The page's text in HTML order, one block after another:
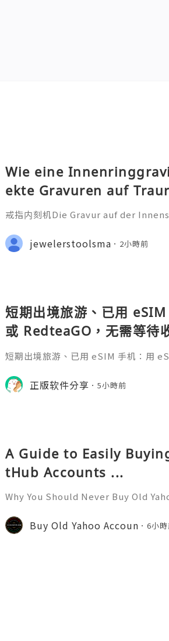
Wie eine
ekte Gravuren auf
戒指内刻机Die Gravur auf der
iche Botschaft, die oft ein Datum,
nderen Satz oder ein Symb
jewelerstoolsma 2小時前
短期出境旅游、已用
或 RedteaGO，无需等待
码 + 通话短信”（如打车
餐）。长
短期出境旅游、已用 eSIM 手机：用
络）：优先 RedteaGO（明确提供通
公数字游民，或手机不支持 eSIM：用
正版软件分享 5小時前
A Guide to Easily
tHub Accounts ...
Why You Should Never Buy Old
onal communication, business
ccount recovery. Because of
Buy Old Yahoo Accoun 6小